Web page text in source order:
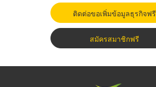
ติดต่อขอเพิ่มข้อมูลธุรกิจฟรี
สมัครสมาชิกฟรี